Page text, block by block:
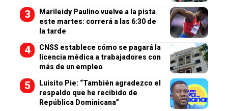
Marileidy Paulino vuelve a la pista
este martes: correrá a las 6:30 de
la tarde
CNSS establece cómo se pagará la
licencia médica a trabajadores con
más de un empleo
Luisito Pie: “También agradezco el
respaldo que he recibido de
República Dominicana”